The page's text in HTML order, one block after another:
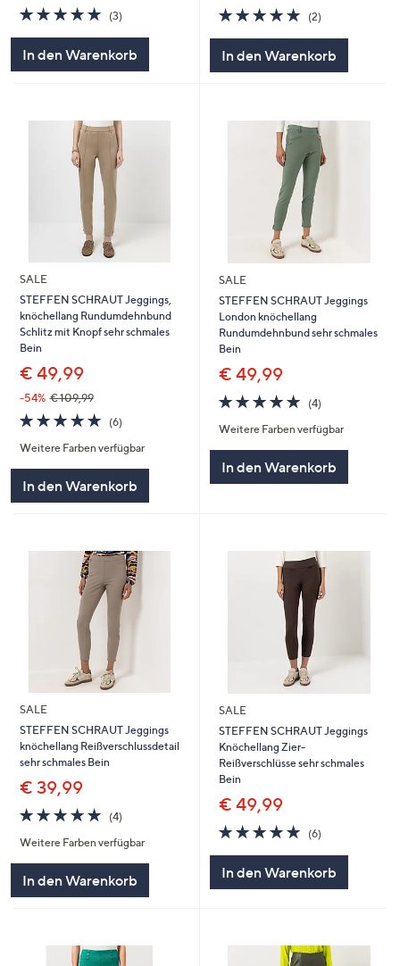
5.0
von
(3)3
In den Warenkorb
5.0
von
(2)2
In den Warenkorb
SALE
STEFFEN SCHRAUT Jeggings,
knöchellang Rundumdehnbund
Schlitz mit Knopf sehr schmales
Bein
€ 49,99
-54% € 109,99
5.0
von
5
(6)6
Weitere Farben verfügbar
In den Warenkorb
SALE
STEFFEN SCHRAUT Jeggings
London knöchellang
Rundumdehnbund sehr schmales
Bein
€ 49,99
5.0
von
5
(4)4
Weitere Farben verfügbar
In den Warenkorb
SALE
STEFFEN SCHRAUT Jeggings
knöchellang Reißverschlussdetail
sehr schmales Bein
€ 39,99
5.0
von
5
(4)4
Weitere Farben verfügbar
In den Warenkorb
SALE
STEFFEN SCHRAUT Jeggings
Knöchellang Zier-
Reißverschlüsse sehr schmales
Bein
€ 49,99
4.8
von
(6)6
In den Warenkorb